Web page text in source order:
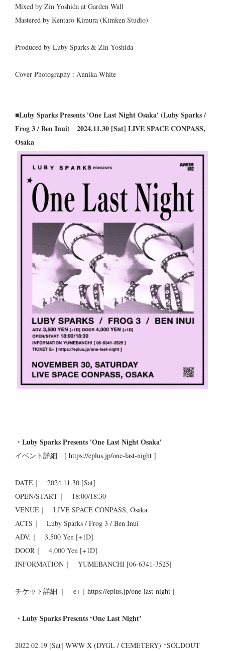
Mixed by Zin Yoshida at Garden Wall
Mastered by Kentaro Kimura (Kimken Studio)
Produced by Luby Sparks & Zin Yoshida
Cover Photography : Annika White
■Luby Sparks Presents 'One Last Night Osaka' (Luby Sparks /
Frog 3 / Ben Inui) 2024.11.30 [Sat] LIVE SPACE CONPASS,
Osaka
・Luby Sparks Presents 'One Last Night Osaka'
イベント詳細 [ https://eplus.jp/one-last-night ]
DATE｜ 2024.11.30 [Sat]
OPEN/START｜ 18:00/18:30
VENUE｜ LIVE SPACE CONPASS, Osaka
ACTS｜ Luby Sparks / Frog 3 / Ben Inui
ADV.｜ 3,500 Yen [+1D]
DOOR｜ 4,000 Yen [+1D]
INFORMATION｜ YUMEBANCHI [06-6341-3525]
チケット詳細 ｜ e+ [ https://eplus.jp/one-last-night ]
・Luby Sparks Presents ‘One Last Night’
2022.02.19 [Sat] WWW X (DYGL / CEMETERY) *SOLDOUT